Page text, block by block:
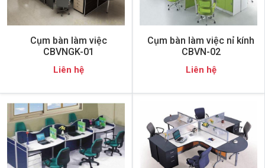
Cụm bàn làm việc
CBVNGK-01
Liên hệ
Cụm bàn làm việc nỉ kính
CBVN-02
Liên hệ